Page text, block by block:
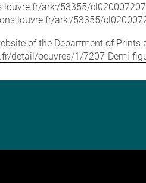
ark:/53355/cl020007207
ark:/53355/
of the Department of Prints
detail/oeuvres/1/7207-Demi-